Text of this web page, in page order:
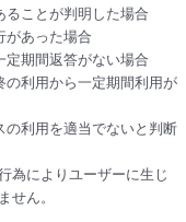
ることが判明した場合
があった場合
定期間返答がない場合
の利用から一定期間利用が
の利用を適当でないと判断
為によりユーザーに生じ
せん。